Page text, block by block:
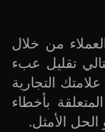
من خلال
تقليل عبء
التجارية
بأخطاء
الأمثل.